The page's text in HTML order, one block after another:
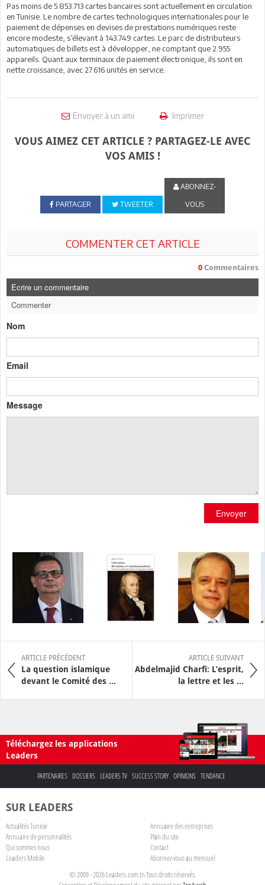
Pas moins de 5.853.713 cartes bancaires sont actuellement en circulation
en Tunisie. Le nombre de cartes technologiques internationales pour le
paiement de dépenses en devises de prestations numériques reste
encore modeste, s’élevant à 143.749 cartes. Le parc de distributeurs
automatiques de billets est à développer, ne comptant que 2.955
appareils. Quant aux terminaux de paiement électronique, ils sont en
nette croissance, avec 27.616 unités en service.
Envoyer à un ami Imprimer
VOUS AIMEZ CET ARTICLE ? PARTAGEZ-LE AVEC
VOS AMIS !
PARTAGER TWEETER
ABONNEZ-
VOUS
COMMENTER CET ARTICLE
0 Commentaires
Ecrire un commentaire
Commenter
Nom
Email
Message
Envoyer
ARTICLE PRÉCÉDENT
La question islamique
devant le Comité des ...
ARTICLE SUIVANT
Abdelmajid Charfi: L’esprit,
la lettre et les ...
Téléchargez les applications
Leaders
PARTENAIRES DOSSIERS LEADERS TV SUCCESS STORY OPINIONS TENDANCE
SUR LEADERS
Actualités Tunisie
Annuaire des entreprises
Annuaire de personnalités
Plan du site
Qui sommes nous
Contact
Leaders Mobile
Abonnez-vous au mensuel
© 2009 - 2026 Leaders.com.tn Tous droits réservés.